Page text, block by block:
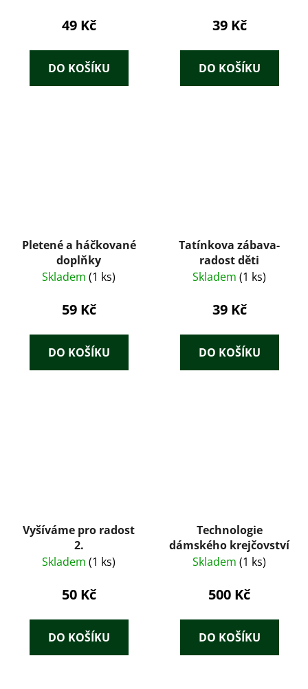
49 Kč
DO KOŠÍKU
39 Kč
DO KOŠÍKU
Pletené a háčkované
doplňky
Skladem (1 ks)
59 Kč
DO KOŠÍKU
Tatínkova zábava-
radost děti
Skladem (1 ks)
39 Kč
DO KOŠÍKU
Vyšíváme pro radost
2.
Skladem (1 ks)
50 Kč
DO KOŠÍKU
Technologie
dámského krejčovství
Skladem (1 ks)
500 Kč
DO KOŠÍKU